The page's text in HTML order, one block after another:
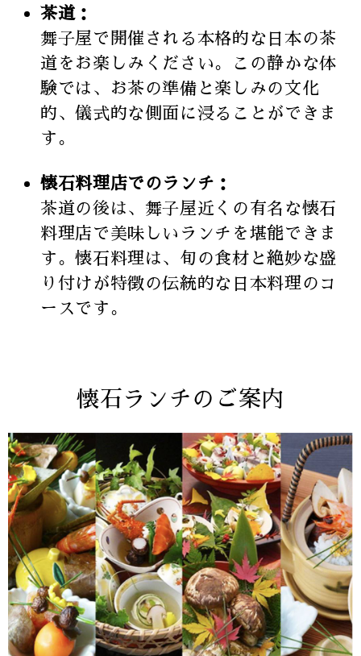
茶道：
舞子屋で開催される本格的な日本の茶
道をお楽しみください。この静かな体
験では、お茶の準備と楽しみの文化
的、儀式的な側面に浸ることができま
す。
懐石料理店でのランチ：
茶道の後は、舞子屋近くの有名な懐石
料理店で美味しいランチを堪能できま
す。懐石料理は、旬の食材と絶妙な盛
り付けが特徴の伝統的な日本料理のコ
ースです。
懐石ランチのご案内